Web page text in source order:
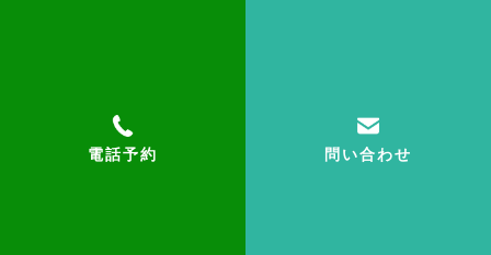
電話予約 問い合わせ
英検と一緒に契約すると割引が適用できます。
別途教材費と保険料を頂戴いたします。